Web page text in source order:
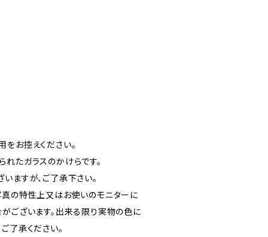
お控えください。
たガラスのかけらです。
ますが、ご了承下さい。
真の特性上又はお使いのモニターに
ございます。出来る限り実物の色に
了承ください。